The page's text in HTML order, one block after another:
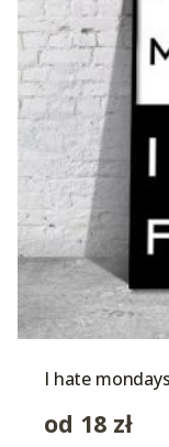
I hate
od 18 zł